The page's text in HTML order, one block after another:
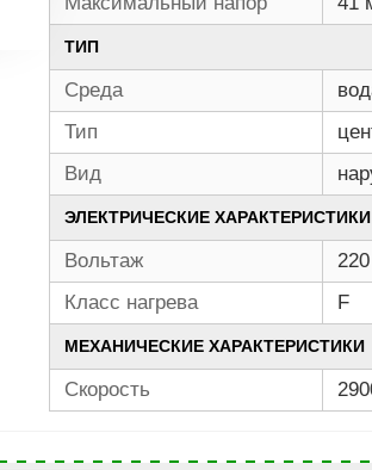
ТИП
Среда
Тип
Вид
ЭЛЕКТРИЧЕСКИЕ ХАРАКТЕРИСТИКИ
Вольтаж
Класс нагрева
F
МЕХАНИЧЕСКИЕ ХАРАКТЕРИСТИКИ
Скорость